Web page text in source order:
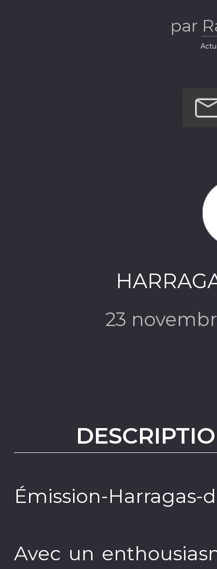
par
23
Émission-Harragas-
Avec un